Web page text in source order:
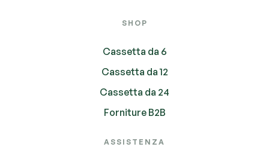
SHOP
Cassetta da 6
Cassetta da 12
Cassetta da 24
Forniture B2B
ASSISTENZA